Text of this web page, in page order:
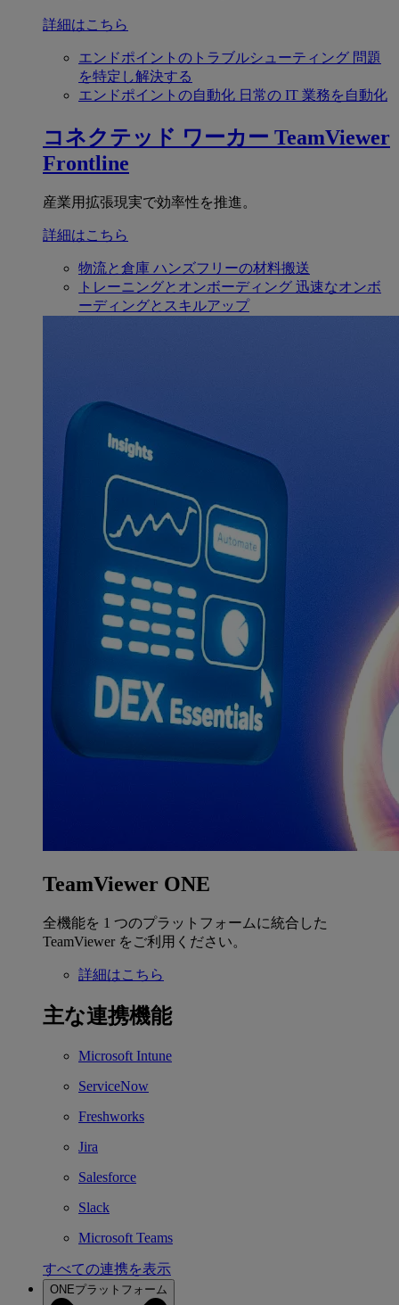
詳細はこちら
エンドポイントのトラブルシューティング 問題
を特定し解決する
エンドポイントの自動化 日常の IT 業務を自動化
コネクテッド ワーカー TeamViewer
Frontline
産業用拡張現実で効率性を推進。
詳細はこちら
物流と倉庫 ハンズフリーの材料搬送
トレーニングとオンボーディング 迅速なオンボ
ーディングとスキルアップ
TeamViewer ONE
全機能を 1 つのプラットフォームに統合した
TeamViewer をご利用ください。
詳細はこちら
主な連携機能
Microsoft Intune
ServiceNow
Freshworks
Jira
Salesforce
Slack
Microsoft Teams
すべての連携を表示
ONEプラットフォーム